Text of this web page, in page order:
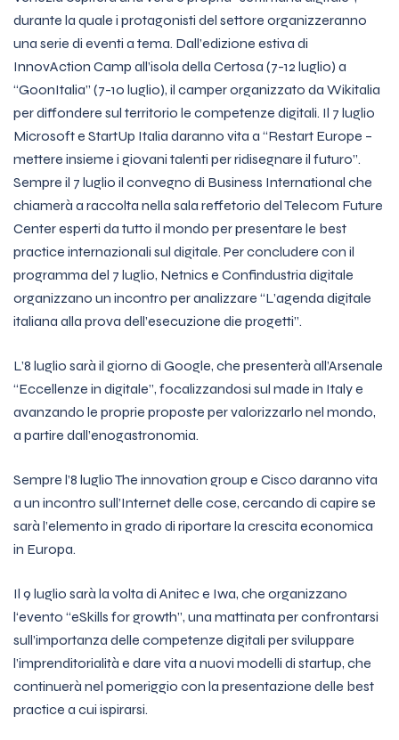
durante la quale i protagonisti del settore organizzeranno
una serie di eventi a tema. Dall’edizione estiva di
InnovAction Camp all’isola della Certosa (7-12 luglio) a
“GoonItalia” (7-10 luglio), il camper organizzato da Wikitalia
per diffondere sul territorio le competenze digitali. Il 7 luglio
Microsoft e StartUp Italia daranno vita a “Restart Europe –
mettere insieme i giovani talenti per ridisegnare il futuro”.
Sempre il 7 luglio il convegno di Business International che
chiamerà a raccolta nella sala reffetorio del Telecom Future
Center esperti da tutto il mondo per presentare le best
practice internazionali sul digitale. Per concludere con il
programma del 7 luglio, Netnics e Confindustria digitale
organizzano un incontro per analizzare “L’agenda digitale
italiana alla prova dell’esecuzione die progetti”.
L’8 luglio sarà il giorno di Google, che presenterà all’Arsenale
“Eccellenze in digitale”, focalizzandosi sul made in Italy e
avanzando le proprie proposte per valorizzarlo nel mondo,
a partire dall’enogastronomia.
Sempre l’8 luglio The innovation group e Cisco daranno vita
a un incontro sull’Internet delle cose, cercando di capire se
sarà l’elemento in grado di riportare la crescita economica
in Europa.
Il 9 luglio sarà la volta di Anitec e Iwa, che organizzano
l‘evento “eSkills for growth”, una mattinata per confrontarsi
sull’importanza delle competenze digitali per sviluppare
l’imprenditorialità e dare vita a nuovi modelli di startup, che
continuerà nel pomeriggio con la presentazione delle best
practice a cui ispirarsi.